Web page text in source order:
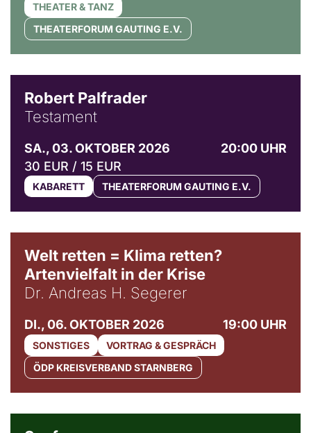
THEATER & TANZ
THEATERFORUM GAUTING E.V.
Robert Palfrader
Testament
SA., 03. OKTOBER 2026
20:00 UHR
30 EUR / 15 EUR
KABARETT THEATERFORUM GAUTING E.V.
Welt retten = Klima retten?
Artenvielfalt in der Krise
Dr. Andreas H. Segerer
DI., 06. OKTOBER 2026 19:00 UHR
SONSTIGES
VORTRAG & GESPRÄCH
ÖDP KREISVERBAND STARNBERG